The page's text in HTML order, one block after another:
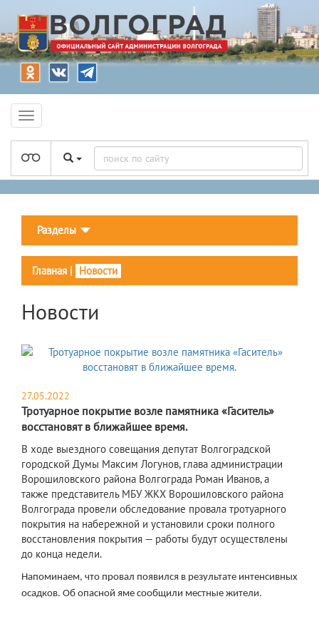
Разделы
Главная | Новости
Новости
27.05.2022
Тротуарное покрытие возле памятника «Гаситель»
восстановят в ближайшее время.
В ходе выездного совещания депутат Волгоградской
городской Думы Максим Логунов, глава администрации
Ворошиловского района Волгограда Роман Иванов, а
также представитель МБУ ЖКХ Ворошиловского района
Волгограда провели обследование провала тротуарного
покрытия на набережной и установили сроки полного
восстановления покрытия — работы будут осуществлены
до конца недели.
Напоминаем, что провал появился в результате интенсивных
осадков. Об опасной яме сообщили местные жители.